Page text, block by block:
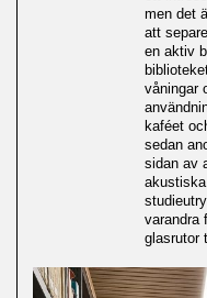
men det
att
en aktiv
våningar
kaféet
sedan
sidan av
varandra
glasrutor